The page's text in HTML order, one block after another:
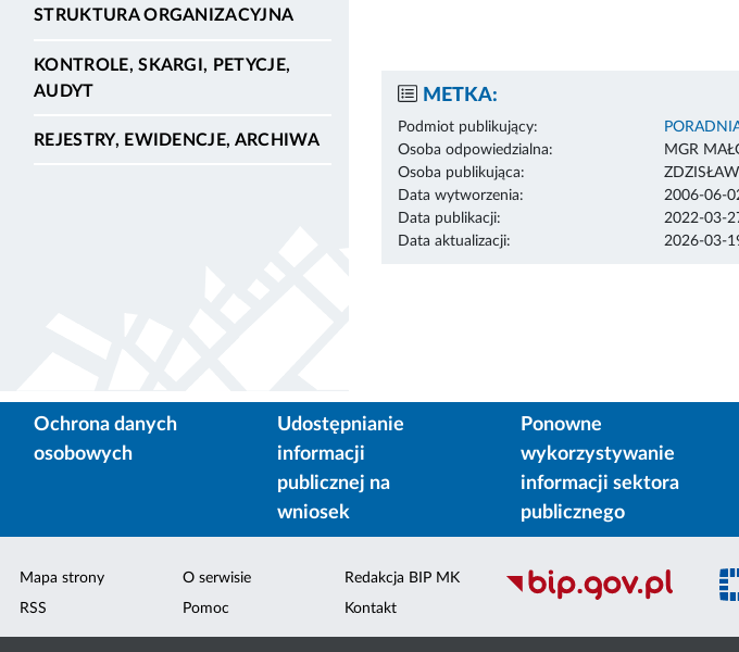
STRUKTURA ORGANIZACYJNA
KONTROLE, SKARGI, PETYCJE,
AUDYT
REJESTRY, EWIDENCJE, ARCHIWA
METKA:
Podmiot publikujący:
Osoba odpowiedzialna:
MGR
Osoba publikująca:
Data wytworzenia:
2006-06-
Data publikacji:
2022-03-
Data aktualizacji:
2026-03-
Ochrona danych
osobowych
Udostępnianie
informacji
publicznej na
wniosek
Ponowne
wykorzystywanie
informacji sektora
publicznego
Mapa strony
RSS
O serwisie
Pomoc
Redakcja BIP MK
Kontakt